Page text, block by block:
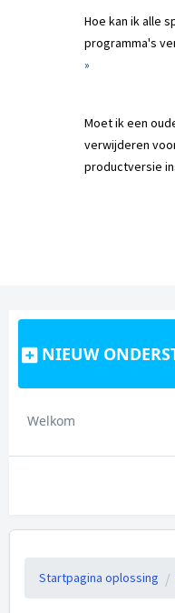
Hoe kan ik alle
programma's
»
Moet ik een
verwijderen
productversie
NIEUW
Welkom
Startpagina oplossing